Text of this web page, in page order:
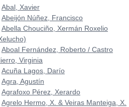
Abal, Xavier
Abeijón Núñez, Francisco
Abella Chouciño, Xermán Roxelio
Aboal Fernández, Roberto / Castro
Virginia
Acuña Lagos, Darío
Agra, Agustín
Agrafoxo Pérez, Xerardo
Agrelo Hermo, X. & Veiras Manteiga, X.